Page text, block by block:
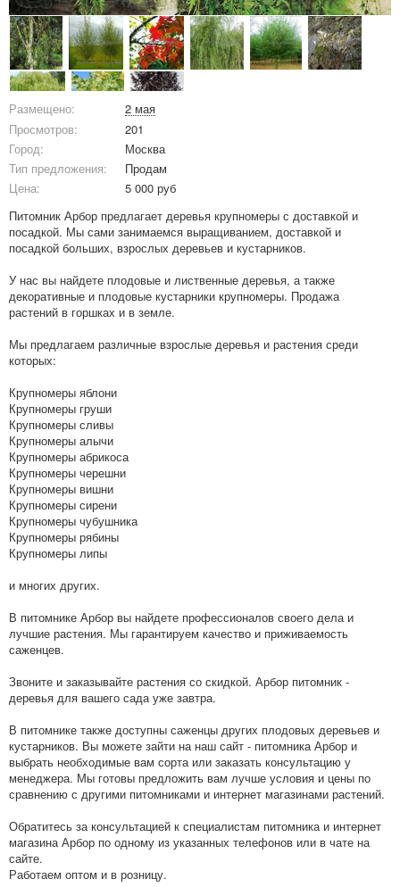
Размещено:
2 мая
Просмотров:
201
Город:
Москва
Тип предложения:
Продам
Цена:
5 000 руб
Питомник Арбор предлагает деревья крупномеры с доставкой и
посадкой. Мы сами занимаемся выращиванием, доставкой и
посадкой больших, взрослых деревьев и кустарников.
У нас вы найдете плодовые и лиственные деревья, а также
декоративные и плодовые кустарники крупномеры. Продажа
растений в горшках и в земле.
Мы предлагаем различные взрослые деревья и растения среди
которых:
Крупномеры яблони
Крупномеры груши
Крупномеры сливы
Крупномеры алычи
Крупномеры абрикоса
Крупномеры черешни
Крупномеры вишни
Крупномеры сирени
Крупномеры чубушника
Крупномеры рябины
Крупномеры липы
и многих других.
В питомнике Арбор вы найдете профессионалов своего дела и
лучшие растения. Мы гарантируем качество и приживаемость
саженцев.
Звоните и заказывайте растения со скидкой. Арбор питомник -
деревья для вашего сада уже завтра.
В питомнике также доступны саженцы других плодовых деревьев и
кустарников. Вы можете зайти на наш сайт - питомника Арбор и
выбрать необходимые вам сорта или заказать консультацию у
менеджера. Мы готовы предложить вам лучше условия и цены по
сравнению с другими питомниками и интернет магазинами растений.
Обратитесь за консультацией к специалистам питомника и интернет
магазина Арбор по одному из указанных телефонов или в чате на
сайте.
Работаем оптом и в розницу.